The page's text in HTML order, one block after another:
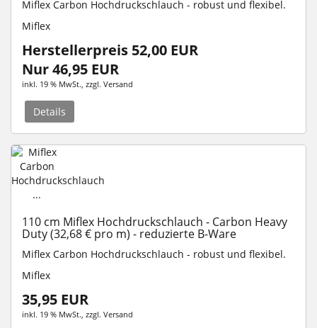
Miflex Carbon Hochdruckschlauch - robust und flexibel.
Miflex
Herstellerpreis 52,00 EUR
Nur 46,95 EUR
inkl. 19 % MwSt. , zzgl. Versand
Details
110 cm Miflex Hochdruckschlauch - Carbon Heavy
Duty (32,68 € pro m) - reduzierte B-Ware
Miflex Carbon Hochdruckschlauch - robust und flexibel.
Miflex
35,95 EUR
inkl. 19 % MwSt. , zzgl. Versand